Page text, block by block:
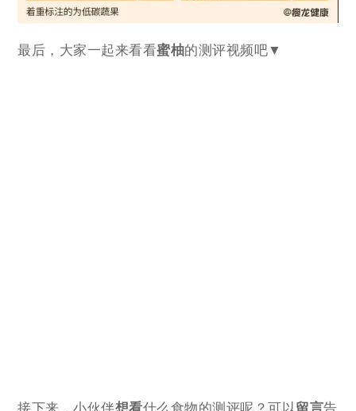
最后，大家一起来看看蜜柚的测评视频吧▼